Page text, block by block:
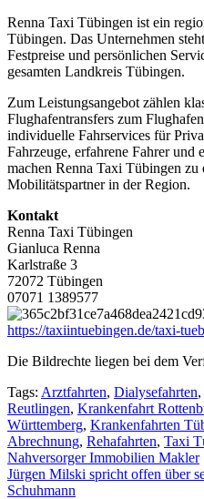
Renna Taxi Tübingen ist ein
Tübingen. Das Unternehmen
Festpreise und persönlichen
gesamten Landkreis Tübingen.
Zum Leistungsangebot zählen
Flughafentransfers zum
individuelle Fahrservices für
Fahrzeuge, erfahrene Fahrer
machen Renna Taxi Tübingen zu
Mobilitätspartner in der Region.
Kontakt
Renna Taxi Tübingen
Gianluca Renna
Karlstraße 3
72072 Tübingen
07071 1389577
https://taxiintuebingen.de/taxi-
Die Bildrechte liegen bei dem
Tags: Arztfahrten, Dialysefahrten,
Reutlingen, Krankenfahrt
Württemberg, Krankenfahrten
Abrechnung, Rehafahrten, Taxi
Beitragsnavigation
Nahversorger Immobilien Makler
Jürgen Milski spricht offen über
Schuhmann